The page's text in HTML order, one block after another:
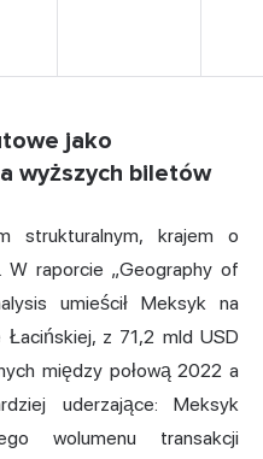
jako
wyższych biletów
strukturalnym, krajem o
W raporcie „Geography of
umieścił Meksyk na
z 71,2 mld USD
między połową 2022 a
uderzające: Meksyk
wolumenu transakcji